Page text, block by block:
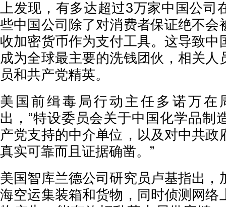
上发现，有多达超过3万家中国公司
些中国公司除了对消费者保证绝不会
收加密货币作为支付工具。这导致中
成为全球最主要的洗钱团伙，相关人
员和共产党精英。
美国前缉毒局行动主任多诺万在
出，“特设委员会关于中国化学品制
产党支持的中介单位，以及对中共政
真实可靠而且证据确凿。”
美国智库兰德公司研究员卢基指出，
海空运集装箱和货物，同时侦测网络